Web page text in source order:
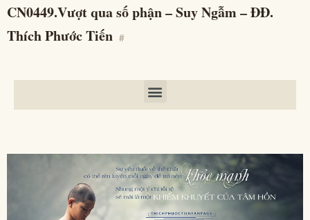
CN0449.Vượt qua số phận – Suy Ngẫm – ĐĐ.
Thích Phước Tiến #